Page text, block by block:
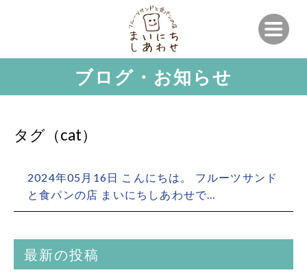
ブログ・お知らせ
タグ（cat）
2024年05月16日 こんにちは。 フルーツサンド
と食パンの店 まいにちしあわせで…
最新の投稿